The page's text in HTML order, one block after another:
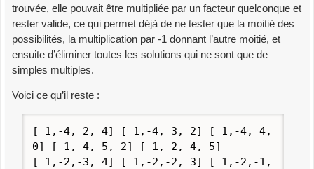
trouvée, elle pouvait être multipliée par un facteur quelconque et
rester valide, ce qui permet déjà de ne tester que la moitié des
possibilités, la multiplication par -1 donnant l’autre moitié, et
ensuite d’éliminer toutes les solutions qui ne sont que de
simples multiples.
Voici ce qu’il reste :
[ 1,-4, 2, 4] [ 1,-4, 3, 2] [ 1,-4, 4,
0] [ 1,-4, 5,-2] [ 1,-2,-4, 5]
[ 1,-2,-3, 4] [ 1,-2,-2, 3] [ 1,-2,-1,